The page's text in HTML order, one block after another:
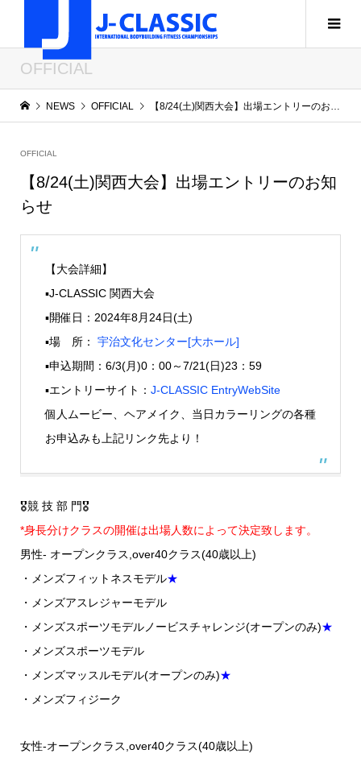
OFFICIAL
NEWS OFFICIAL 【8/24(土)関西大会】出場エントリーのお知らせ
OFFICIAL
【8/24(土)関西大会】出場エントリーのお知
らせ
【大会詳細】
▪️J-CLASSIC 関西大会
▪️開催日：2024年8月24日(土)
▪️場 所：
宇治文化センター[大ホール]
▪️申込期間：6/3(月)0：00～7/21(日)23：59
▪エントリーサイト： J-CLASSIC EntryWebSite
個人ムービー、ヘアメイク、当日カラーリングの各種
お申込みも上記リンク先より！
🎖競 技 部 門🎖
*身長分けクラスの開催は出場人数によって決定致します。
男性- オープンクラス,over40クラス(40歳以上)
・メンズフィットネスモデル★
・メンズアスレジャーモデル
・メンズスポーツモデルノービスチャレンジ(オープンのみ)★
・メンズスポーツモデル
・メンズマッスルモデル(オープンのみ)★
・メンズフィジーク
女性-オープンクラス,over40クラス(40歳以上)